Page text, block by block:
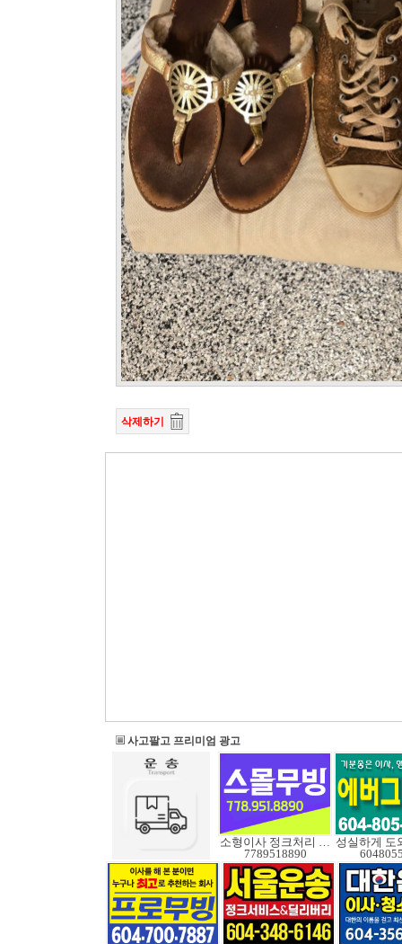
삭제하기
사고팔고 프리미엄 광고
소형이사 정크처리 무빙
7789518890